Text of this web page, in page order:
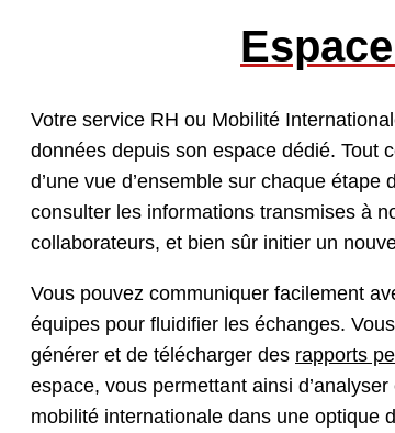
Votre service RH ou Mobilité
données depuis son espace dédié. Tout
d’une vue d’ensemble sur chaque
consulter les informations transmises à
collaborateurs, et bien sûr initier un
Vous pouvez communiquer facilement
équipes pour fluidifier les échanges.
générer et de télécharger des rapports
espace, vous permettant ainsi
mobilité internationale dans une optique